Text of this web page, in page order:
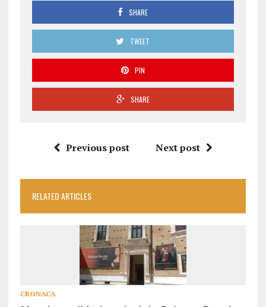
SHARE
TWEET
PIN
SHARE
Previous post Next post
RELATED ARTICLES
CRONACA